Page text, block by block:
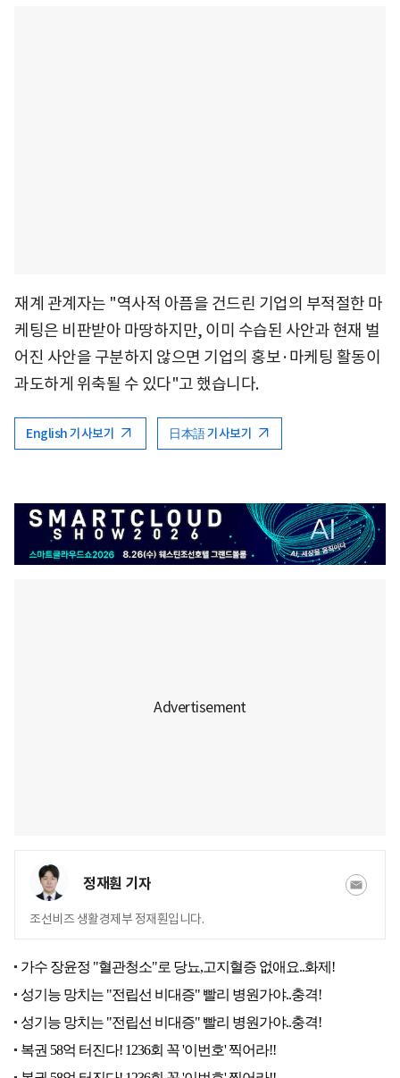
재계 관계자는 "역사적 아픔을 건드린 기업의 부적절한 마
케팅은 비판받아 마땅하지만, 이미 수습된 사안과 현재 벌
어진 사안을 구분하지 않으면 기업의 홍보·마케팅 활동이
과도하게 위축될 수 있다"고 했습니다.
English 기사보기 日本語 기사보기
정재훤 기자
조선비즈 생활경제부 정재훤입니다.